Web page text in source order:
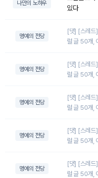
나만의 노하우
있다
명예의 전당
[댓] [스레드
럴 글 50개,
명예의 전당
[댓] [스레드
럴 글 50개,
명예의 전당
[댓] [스레드
럴 글 50개,
명예의 전당
[댓] [스레드
럴 글 50개,
명예의 전당
[댓] [스레드
럴 글 50개,